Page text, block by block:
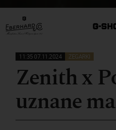
11:35 07.11.2024 ZEGARKI
Zenith x
uznane